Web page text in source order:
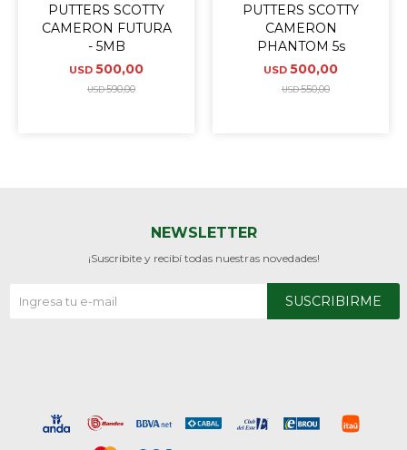
PUTTERS SCOTTY
CAMERON FUTURA
- 5MB
USD 500,00
USD590,00
PUTTERS SCOTTY
CAMERON
PHANTOM 5s
USD 500,00
USD550,00
NEWSLETTER
¡Suscribite y recibí todas nuestras novedades!
SUSCRIBIRME